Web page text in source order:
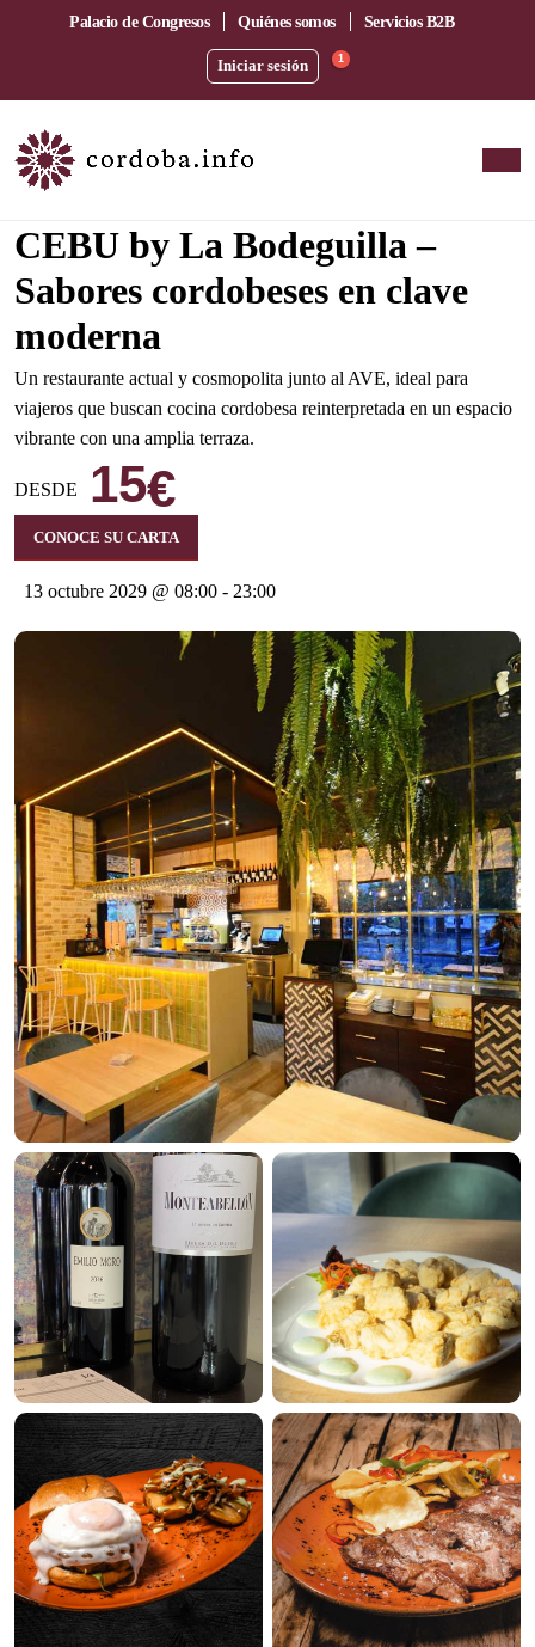
Palacio de Congresos Quiénes somos Servicios B2B
Iniciar sesión 1
CEBU by La Bodeguilla –
Sabores cordobeses en clave
moderna
Un restaurante actual y cosmopolita junto al AVE, ideal para
viajeros que buscan cocina cordobesa reinterpretada en un espacio
vibrante con una amplia terraza.
DESDE 15€
CONOCE SU CARTA
13 octubre 2029 @ 08:00 - 23:00